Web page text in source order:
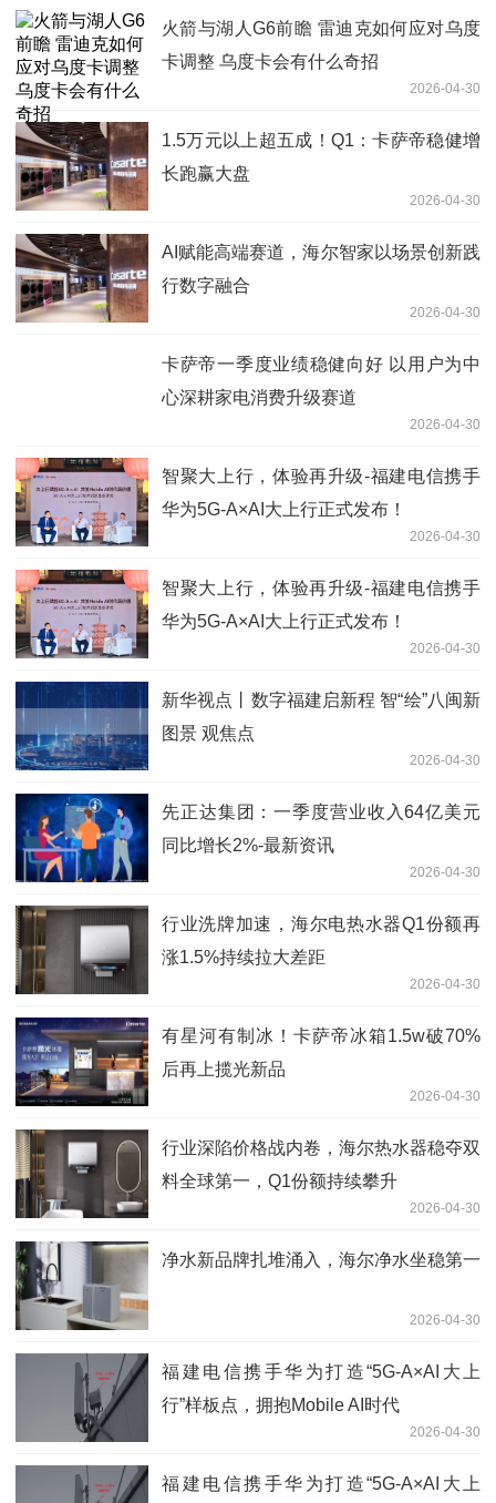
火箭与湖人G6前瞻 雷迪克如何应对乌度
卡调整 乌度卡会有什么奇招
2026-04-30
1.5万元以上超五成！Q1：卡萨帝稳健增
长跑赢大盘
2026-04-30
AI赋能高端赛道，海尔智家以场景创新践
行数字融合
2026-04-30
卡萨帝一季度业绩稳健向好 以用户为中
心深耕家电消费升级赛道
2026-04-30
智聚大上行，体验再升级-福建电信携手
华为5G-A×AI大上行正式发布！
2026-04-30
智聚大上行，体验再升级-福建电信携手
华为5G-A×AI大上行正式发布！
2026-04-30
新华视点丨数字福建启新程 智“绘”八闽新
图景 观焦点
2026-04-30
先正达集团：一季度营业收入64亿美元
同比增长2%-最新资讯
2026-04-30
行业洗牌加速，海尔电热水器Q1份额再
涨1.5%持续拉大差距
2026-04-30
有星河有制冰！卡萨帝冰箱1.5w破70%
后再上揽光新品
2026-04-30
行业深陷价格战内卷，海尔热水器稳夺双
料全球第一，Q1份额持续攀升
2026-04-30
净水新品牌扎堆涌入，海尔净水坐稳第一
2026-04-30
福建电信携手华为打造“5G-A×AI大上
行”样板点，拥抱Mobile AI时代
2026-04-30
福建电信携手华为打造“5G-A×AI大上